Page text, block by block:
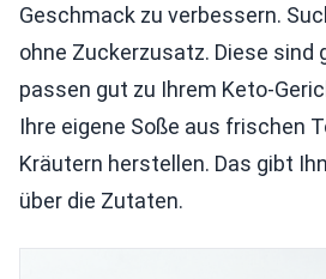
Geschmack zu verbessern.
ohne Zuckerzusatz. Diese sind
passen gut zu Ihrem Keto-
Ihre eigene Soße aus frischen
Kräutern herstellen. Das gibt
über die Zutaten.